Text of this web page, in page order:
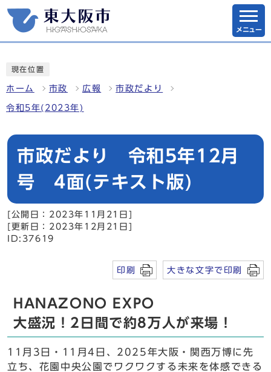
メニュー
現在位置
ホーム 市政 広報 市政だより
令和5年(2023年)
市政だより 令和5年12月
号 4面(テキスト版)
[公開日：2023年11月21日]
[更新日：2023年12月21日]
ID:37619
印刷 大きな文字で印刷
HANAZONO EXPO
大盛況！2日間で約8万人が来場！
11月3日・11月4日、2025年大阪・関西万博に先
立ち、花園中央公園でワクワクする未来を体感できる